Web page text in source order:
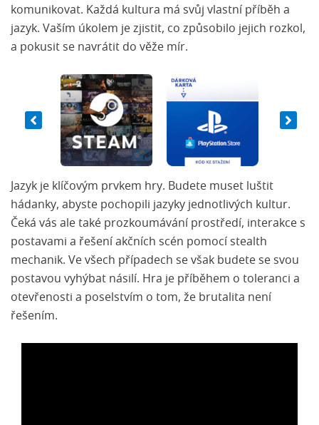
komunikovat. Každá kultura má svůj vlastní příběh a
jazyk. Vaším úkolem je zjistit, co způsobilo jejich rozkol,
a pokusit se navrátit do věže mír.
Jazyk je klíčovým prvkem hry. Budete muset luštit
hádanky, abyste pochopili jazyky jednotlivých kultur.
Čeká vás ale také prozkoumávání prostředí, interakce s
postavami a řešení akčních scén pomocí stealth
mechanik. Ve všech případech se však budete se svou
postavou vyhýbat násilí. Hra je příběhem o toleranci a
otevřenosti a poselstvím o tom, že brutalita není
řešením.